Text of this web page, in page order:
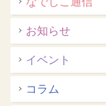
お知らせ
イベント
コラム